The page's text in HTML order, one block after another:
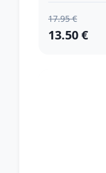
17.95 €
13.50 €